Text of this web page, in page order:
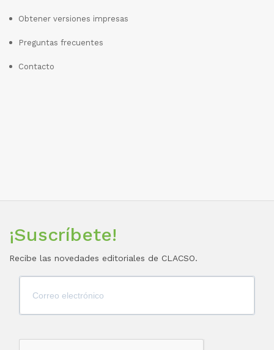
Obtener versiones impresas
Preguntas frecuentes
Contacto
¡Suscríbete!
Recibe las novedades editoriales de CLACSO.